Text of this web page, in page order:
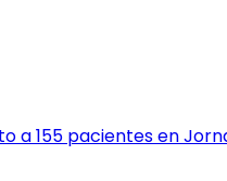
a 155 pacientes en